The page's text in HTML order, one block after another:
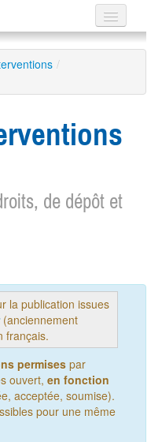
/
de dépôt et
la publication issues
(anciennement
français.
permises par
ouvert, en fonction
acceptée, soumise).
pour une même